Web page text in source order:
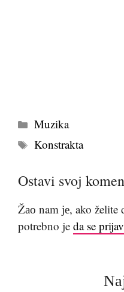
Kategorije
Muzika
Tags
Konstrakta
Ostavi svoj
Žао nam је, ako želite
potrebno je da se